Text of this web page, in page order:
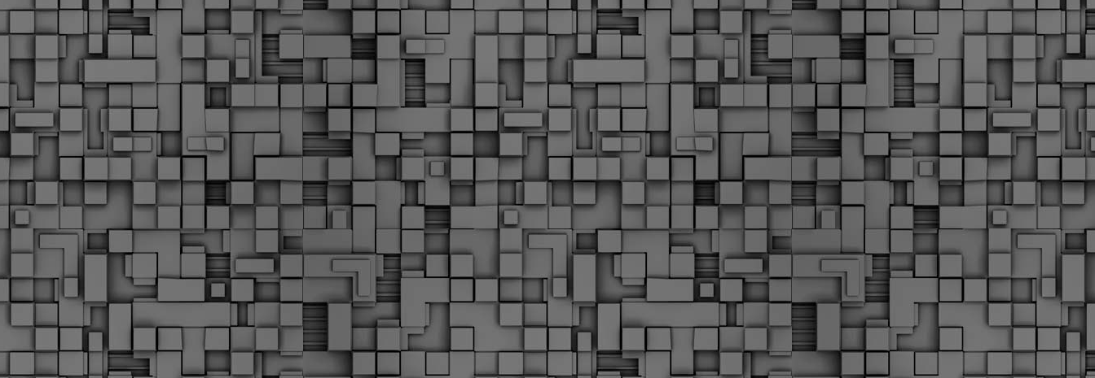
σε δήμους της χώρας. Το Dimastin, αναζητεί σχετικό
φωτογραφικό υλικό στο διαδίκτυο και σας το παρουσιάζει σε
αυτή την ανάρτηση. Επίσης, σας καλούμε, αν διαπιστώσετε ότι
μας έχουν "ξεφύγει" ορκωμοσίες, μπορείτε να στέλνετε το
φωτογραφικό τους υλικό στο dimasthes@gmail.gr ώστε να το
δημοσιεύουμε εδώ, άμεσα.
MAR
Θεσσαλονίκη: Ορκίστηκαν οι 75 νέοι δημοτικοί
αστυνομικοί – Τι τους ζήτησε ο Αγγελούδης
Ενισχύεται το έργο της δημοτικής αστυνομίας στο δήμο
Θεσσαλονίκης καθώς το πρωί της Τετάρτης 18 Μαρτίου
ορκίστηκαν οι 75 νέοι δημοτικοί αστυνομικοί.
«Με αυτούς, σε λίγους μήνες αποκτά ένα ισχυρό σώμα η
δημοτική αστυνομία. Θα είναι πιο κοντά στον πολίτη. Είχα την
ευκαιρία να είμαι σήμερα στην ορκωμοσία τους.
MAR
Ξεκίνησαν εδώ και μια εβδομάδα οι αφίξεις των
νεοπροσληφθέντων Δημοτικών Αστυνομικών στους
δήμους και οι ορκωμοσίες τους - Πλήρες